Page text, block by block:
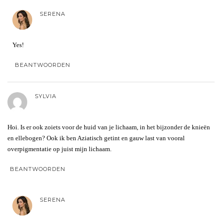
SERENA
Yes!
BEANTWOORDEN
SYLVIA
Hoi. Is er ook zoiets voor de huid van je lichaam, in het bijzonder de knieën
en ellebogen? Ook ik ben Aziatisch getint en gauw last van vooral
overpigmentatie op juist mijn lichaam.
BEANTWOORDEN
SERENA